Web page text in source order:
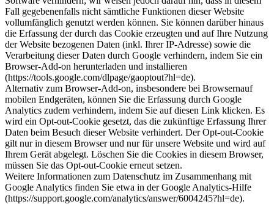
Fall gegebenenfalls nicht sämtliche Funktionen dieser Website
vollumfänglich genutzt werden können. Sie können darüber hinaus
die Erfassung der durch das Cookie erzeugten und auf Ihre Nutzung
der Website bezogenen Daten (inkl. Ihrer IP-Adresse) sowie die
Verarbeitung dieser Daten durch Google verhindern, indem Sie ein
Browser-Add-on herunterladen und installieren
(https://tools.google.com/dlpage/gaoptout?hl=de).
Alternativ zum Browser-Add-on, insbesondere bei Browsernauf
mobilen Endgeräten, können Sie die Erfassung durch Google
Analytics zudem verhindern, indem Sie auf diesen Link klicken. Es
wird ein Opt-out-Cookie gesetzt, das die zukünftige Erfassung Ihrer
Daten beim Besuch dieser Website verhindert. Der Opt-out-Cookie
gilt nur in diesem Browser und nur für unsere Website und wird auf
Ihrem Gerät abgelegt. Löschen Sie die Cookies in diesem Browser,
müssen Sie das Opt-out-Cookie erneut setzen.
Weitere Informationen zum Datenschutz im Zusammenhang mit
Google Analytics finden Sie etwa in der Google Analytics-Hilfe
(https://support.google.com/analytics/answer/6004245?hl=de).